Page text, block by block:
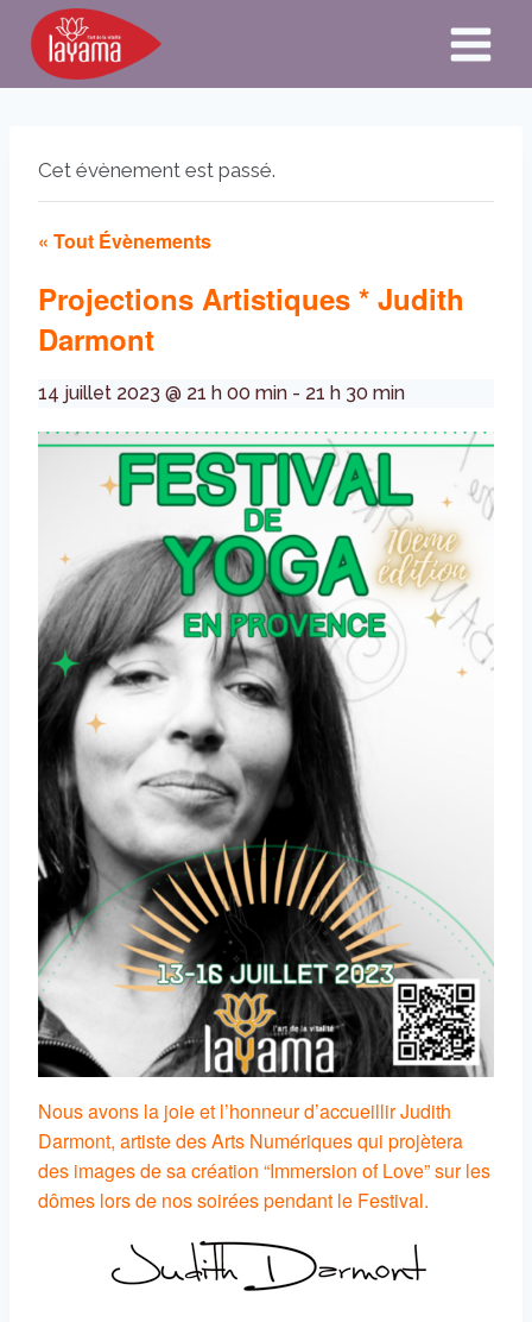
Aller
contenu
Cet évènement est passé.
« Tout Évènements
Projections Artistiques * Judith
Darmont
14 juillet 2023 @ 21 h 00 min - 21 h 30 min
Nous avons la joie et l’honneur d’accueillir Judith
Darmont, artiste des Arts Numériques qui projètera
des images de sa création “Immersion of Love” sur les
dômes lors de nos soirées pendant le Festival.